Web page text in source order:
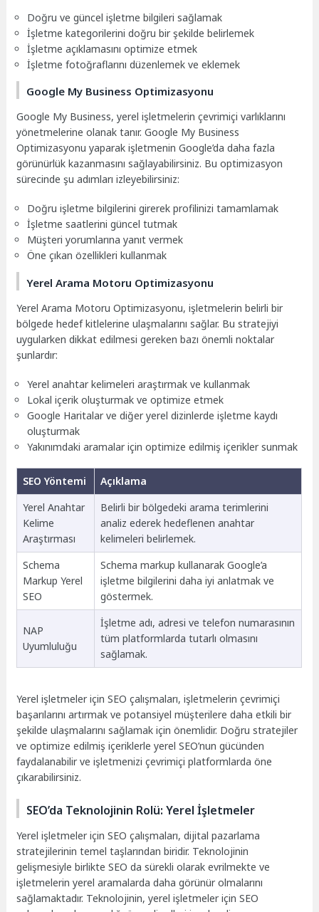
Doğru ve güncel işletme bilgileri sağlamak
İşletme kategorilerini doğru bir şekilde belirlemek
İşletme açıklamasını optimize etmek
İşletme fotoğraflarını düzenlemek ve eklemek
Google My Business Optimizasyonu
Google My Business, yerel işletmelerin çevrimiçi varlıklarını
yönetmelerine olanak tanır. Google My Business
Optimizasyonu yaparak işletmenin Google’da daha fazla
görünürlük kazanmasını sağlayabilirsiniz. Bu optimizasyon
sürecinde şu adımları izleyebilirsiniz:
Doğru işletme bilgilerini girerek profilinizi tamamlamak
İşletme saatlerini güncel tutmak
Müşteri yorumlarına yanıt vermek
Öne çıkan özellikleri kullanmak
Yerel Arama Motoru Optimizasyonu
Yerel Arama Motoru Optimizasyonu, işletmelerin belirli bir
bölgede hedef kitlelerine ulaşmalarını sağlar. Bu stratejiyi
uygularken dikkat edilmesi gereken bazı önemli noktalar
şunlardır:
Yerel anahtar kelimeleri araştırmak ve kullanmak
Lokal içerik oluşturmak ve optimize etmek
Google Haritalar ve diğer yerel dizinlerde işletme kaydı
oluşturmak
Yakınımdaki aramalar için optimize edilmiş içerikler sunmak
SEO Yöntemi
Açıklama
Yerel Anahtar
Kelime
Araştırması
Belirli bir bölgedeki arama terimlerini
analiz ederek hedeflenen anahtar
kelimeleri belirlemek.
Schema
Markup Yerel
SEO
Schema markup kullanarak Google’a
işletme bilgilerini daha iyi anlatmak ve
göstermek.
NAP
Uyumluluğu
İşletme adı, adresi ve telefon numarasının
tüm platformlarda tutarlı olmasını
sağlamak.
Yerel işletmeler için SEO çalışmaları, işletmelerin çevrimiçi
başarılarını artırmak ve potansiyel müşterilere daha etkili bir
şekilde ulaşmalarını sağlamak için önemlidir. Doğru stratejiler
ve optimize edilmiş içeriklerle yerel SEO’nun gücünden
faydalanabilir ve işletmenizi çevrimiçi platformlarda öne
çıkarabilirsiniz.
SEO’da Teknolojinin Rolü: Yerel İşletmeler
Yerel işletmeler için SEO çalışmaları, dijital pazarlama
stratejilerinin temel taşlarından biridir. Teknolojinin
gelişmesiyle birlikte SEO da sürekli olarak evrilmekte ve
işletmelerin yerel aramalarda daha görünür olmalarını
sağlamaktadır. Teknolojinin, yerel işletmeler için SEO